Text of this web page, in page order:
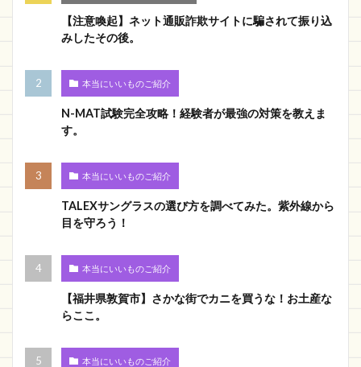
【注意喚起】ネット通販詐欺サイトに騙されて振り込
みしたその後。
本当にいいものご紹介
N-MAT試験完全攻略！経験者が最強の対策を教えま
す。
本当にいいものご紹介
TALEXサングラスの選び方を調べてみた。紫外線から
目を守ろう！
本当にいいものご紹介
【福井県敦賀市】さかな街でカニを買うな！お土産な
らここ。
本当にいいものご紹介